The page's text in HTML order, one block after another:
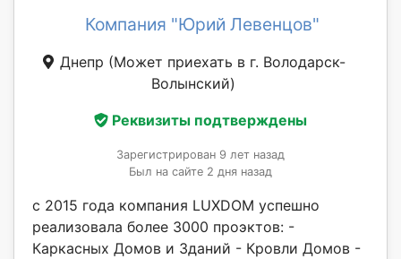
Компания "Юрий Левенцов"
Днепр (Может приехать в г. Володарск-
Волынский)
Реквизиты подтверждены
Зарегистрирован 9 лет назад
Был на сайте 2 дня назад
с 2015 года компания LUXDOM успешно
реализовала более 3000 проэктов: -
Каркасных Домов и Зданий - Кровли Домов -